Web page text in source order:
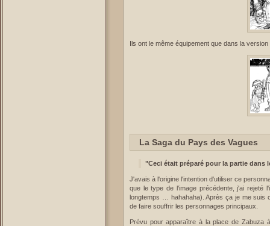
Ils ont le même équipement que dans la
La Saga du Pays des Vagues
"Ceci était préparé pour la partie dans
J'avais à l'origine l'intention d'utiliser ce
que le type de l'image précédente, j'ai rejeté
longtemps … hahahaha). Après ça je me suis
de faire souffrir les personnages principaux.
Prévu pour apparaître à la place de Zabuza